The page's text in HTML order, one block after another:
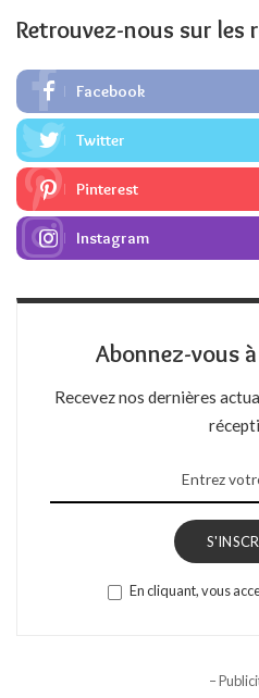
Retrouvez-nous sur les
Facebook
Twitter
Pinterest
Instagram
Abonnez-vous
Recevez nos dernières
En cliquant, vous
–